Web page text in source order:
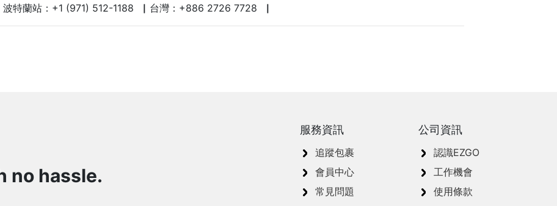
特蘭站：+1 (971) 512-1188 ▏台灣：+886 2726 7728 ▏
no hassle.
服務資訊
追蹤包裹
會員中心
常見問題
公司資訊
認識EZGO
工作機會
使用條款